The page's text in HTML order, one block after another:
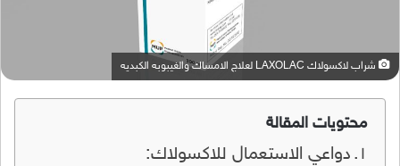
شراب لاكسولاك LAXOLAC لعلاج الامساك والغيبوبه الكبديه
محتويات المقالة
دواعي الاستعمال للاكسولاك: